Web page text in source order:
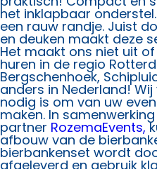
het inklapbaar
een rauw randje. Juist
en deuken maakt deze
Het maakt ons niet uit
huren in de regio
Bergschenhoek,
anders in Nederland!
nodig is om van uw
maken. In
partner RozemaEvents,
afbouw van de
bierbankenset wordt
afgeleverd en gebruik